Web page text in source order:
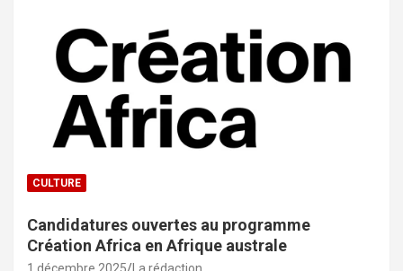
CULTURE
Candidatures ouvertes au programme
Création Africa en Afrique australe
1 décembre 2025 La rédaction